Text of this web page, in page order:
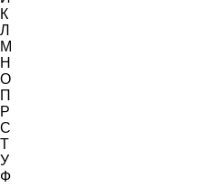
К
Л
М
Н
О
П
Р
С
Т
У
Ф